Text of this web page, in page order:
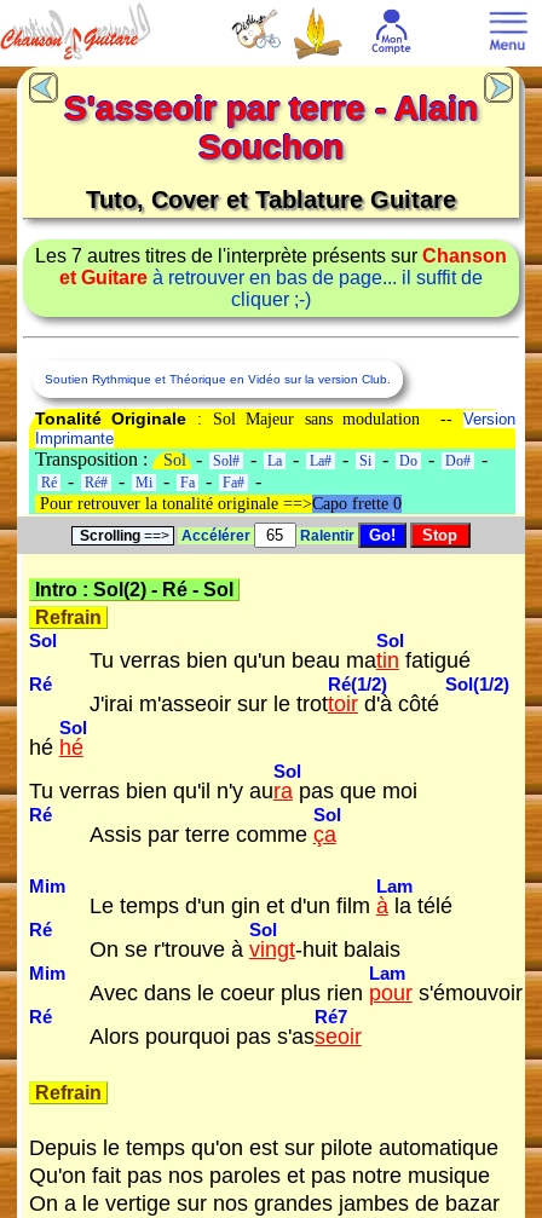
S'asseoir par terre - Alain
Souchon
Tuto, Cover et Tablature Guitare
Les 7 autres titres de l'interprète présents sur Chanson
et Guitare à retrouver en bas de page... il suffit de
cliquer ;-)
Soutien Rythmique et Théorique en Vidéo sur la version Club.
Tonalité Originale : Sol Majeur sans modulation -- Version
Imprimante
Transposition : Sol- Sol# - La - La# - Si - Do - Do# -
Ré - Ré# - Mi - Fa - Fa# -
Pour retrouver la tonalité originale ==>Capo frette 0
Scrolling ==> Accélérer Ralentir
Intro : Sol(2)- Ré- Sol
Refrain
Sol
Tu verras bien qu'un beau ma
Sol
tin fatigué
Ré
J'irai m'asseoir sur le trot
Ré(1/2)
toird'à côté
Sol(1/2)
hé
Sol
hé
Tu verras bien qu'il n'y au
Sol
rapas que moi
Ré
Assis par terre comme
Sol
ça
Mim
Le temps d'un gin et d'un film
Lam
àla télé
Ré
On se r'trouve à
Sol
vingt-huit balais
Mim
Avec dans le coeur plus rien
Lam
pours'émouvoir
Ré
Alors pourquoi pas s'as
Ré7
seoir
Refrain
Depuis le temps qu'on est sur pilote automatique
Qu'on fait pas nos paroles et pas notre musique
On a le vertige sur nos grandes jambes de bazar